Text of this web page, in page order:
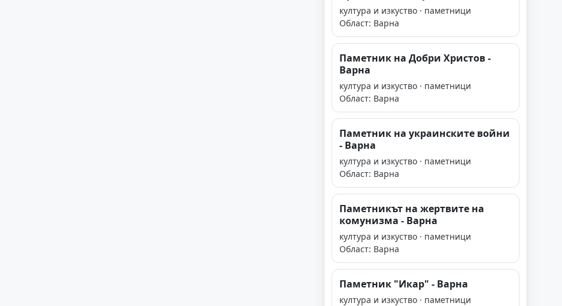
култура и изкуство · паметници
Област: Варна
Паметник на Добри Христов -
Варна
култура и изкуство · паметници
Област: Варна
Паметник на украинските войни
- Варна
култура и изкуство · паметници
Област: Варна
Паметникът на жертвите на
комунизма - Варна
култура и изкуство · паметници
Област: Варна
Паметник "Икар" - Варна
култура и изкуство · паметници